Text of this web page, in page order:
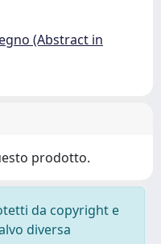
(Abstract in
prodotto.
da copyright e
diversa